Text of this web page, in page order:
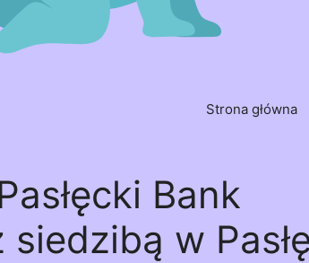
Strona główna
Bank
siedzibą w